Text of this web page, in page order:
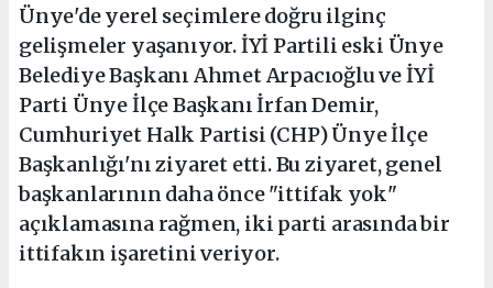
Ünye'de yerel seçimlere doğru ilginç
gelişmeler yaşanıyor. İYİ Partili eski Ünye
Belediye Başkanı Ahmet Arpacıoğlu ve İYİ
Parti Ünye İlçe Başkanı İrfan Demir,
Cumhuriyet Halk Partisi (CHP) Ünye İlçe
Başkanlığı'nı ziyaret etti. Bu ziyaret, genel
başkanlarının daha önce "ittifak yok"
açıklamasına rağmen, iki parti arasında bir
ittifakın işaretini veriyor.